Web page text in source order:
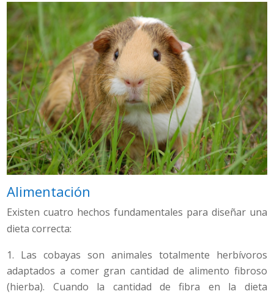
Alimentación
Existen cuatro hechos fundamentales para diseñar una
dieta correcta:
Las cobayas son animales totalmente herbívoros
adaptados a comer gran cantidad de alimento fibroso
(hierba). Cuando la cantidad de fibra en la dieta